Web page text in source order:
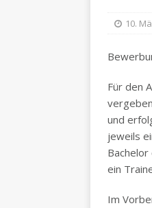
10.
Für den
und
jeweils
ein
Im